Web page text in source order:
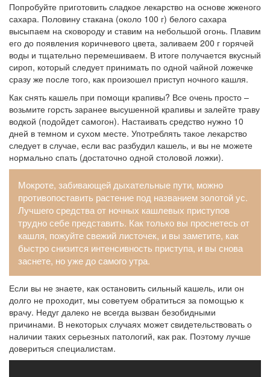
Попробуйте приготовить сладкое лекарство на основе жженого
сахара. Половину стакана (около 100 г) белого сахара
высыпаем на сковороду и ставим на небольшой огонь. Плавим
его до появления коричневого цвета, заливаем 200 г горячей
воды и тщательно перемешиваем. В итоге получается вкусный
сироп, который следует принимать по одной чайной ложечке
сразу же после того, как произошел приступ ночного кашля.
Как снять кашель при помощи крапивы? Все очень просто –
возьмите горсть заранее высушенной крапивы и залейте траву
водкой (подойдет самогон). Настаивать средство нужно 10
дней в темном и сухом месте. Употреблять такое лекарство
следует в случае, если вас разбудил кашель, и вы не можете
нормально спать (достаточно одной столовой ложки).
Мокроте, забивающей дыхательные пути, можно
противопоставить растение под названием золотой ус.
Лучшего средства от ночных кашлевых приступов
трудно себе представить. Как только вы проснетесь от
кашля, пожуйте свежий листочек, и вы заметите, как
быстро снизится интенсивность приступа, и вы снова
заснете, но уже до самого утра.
Если вы не знаете, как остановить сильный кашель, или он
долго не проходит, мы советуем обратиться за помощью к
врачу. Недуг далеко не всегда вызван безобидными
причинами. В некоторых случаях может свидетельствовать о
наличии таких серьезных патологий, как рак. Поэтому лучше
довериться специалистам.